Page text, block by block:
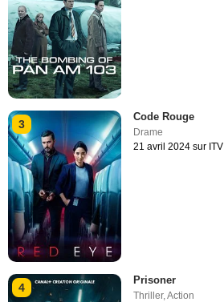
3
Code Rouge
Drame
21 avril 2024 sur ITV
4
Prisoner
Thriller,Action